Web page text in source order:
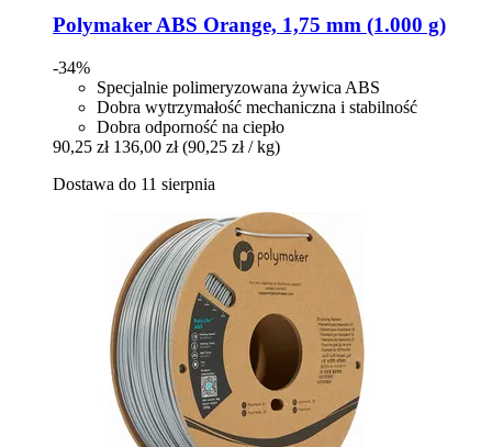
PolymakerABS Orange, 1,75 mm (1.000 g)
-34%
Specjalnie polimeryzowana żywica ABS
Dobra wytrzymałość mechaniczna i stabilność
Dobra odporność na ciepło
90,25 zł 136,00 zł (90,25 zł / kg)
Dostawa do 11 sierpnia